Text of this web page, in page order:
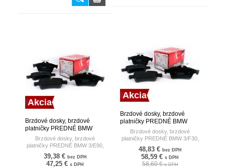
Akcia
Brzdové dosky, brzdové
platničky PREDNÉ BMW
3/E90, E91/ 05- TRW
Brzdové dosky, brzdové
platničky PREDNÉ BMW 3/E90,
E91/ 05-
39,38 € bez DPH
47,25 € s DPH
Akcia
Brzdové dosky, brzdové
platničky PREDNÉ BMW
3/F30, F35/ 11- TRW
Brzdové dosky, brzdové
platničky PREDNÉ BMW 3/F30,
F35/ 11-
48,83 € bez DPH
58,59 € s DPH
58,60 €s DPH